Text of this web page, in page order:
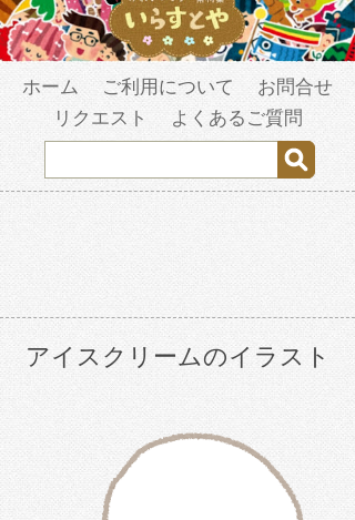
ホーム ご利用について
お問合せ
リクエスト
よくあるご質問
アイスクリームのイラスト